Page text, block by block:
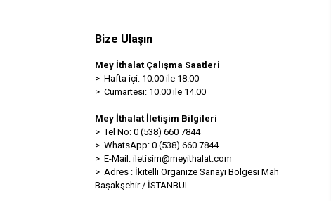
Bize Ulaşın
Mey İthalat Çalışma Saatleri
> Hafta içi: 10.00 ile 18.00
> Cumartesi: 10.00 ile 14.00
Mey İthalat İletişim Bilgileri
> Tel No: 0 (538) 660 7844
> WhatsApp: 0 (538) 660 7844
> E-Mail: iletisim@meyithalat.com
> Adres : İkitelli Organize Sanayi Bölgesi Mah
Başakşehir / İSTANBUL